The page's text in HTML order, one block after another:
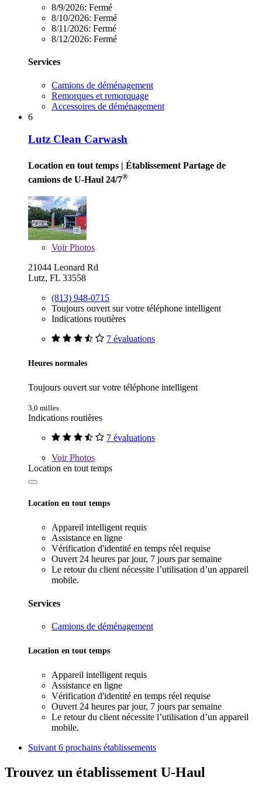
8/9/2026: Fermé
8/10/2026: Fermé
8/11/2026: Fermé
8/12/2026: Fermé
Services
Camions de déménagement
Remorques et remorquage
Accessoires de déménagement
6
Lutz Clean Carwash
Location en tout temps | Établissement Partage de
camions de U-Haul 24/7®
VoirPhotos
21044 Leonard Rd
Lutz, FL 33558
(813) 948-0715
Toujours ouvert sur votre téléphone intelligent
Indications routières
7 évaluations
Heures normales
Toujours ouvert sur votre téléphone intelligent
3,0 milles
Indications routières
7 évaluations
VoirPhotos
Location en tout temps
Location en tout temps
Appareil intelligent requis
Assistance en ligne
Vérification d'identité en temps réel requise
Ouvert 24 heures par jour, 7 jours par semaine
Le retour du client nécessite l’utilisation d’un appareil
mobile.
Services
Camions de déménagement
Location en tout temps
Appareil intelligent requis
Assistance en ligne
Vérification d'identité en temps réel requise
Ouvert 24 heures par jour, 7 jours par semaine
Le retour du client nécessite l’utilisation d’un appareil
mobile.
Suivant 6 prochains établissements
Trouvez un établissement U-Haul